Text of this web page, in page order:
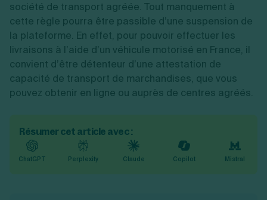
société de transport agréée. Tout manquement à
cette règle pourra être passible d’une suspension de
la plateforme. En effet, pour pouvoir effectuer les
livraisons à l’aide d’un véhicule motorisé en France, il
convient d’être détenteur d’une attestation de
capacité de transport de marchandises, que vous
pouvez obtenir en ligne ou auprès de centres agréés.
Résumer cet article avec :
ChatGPT Perplexity Claude Copilot Mistral